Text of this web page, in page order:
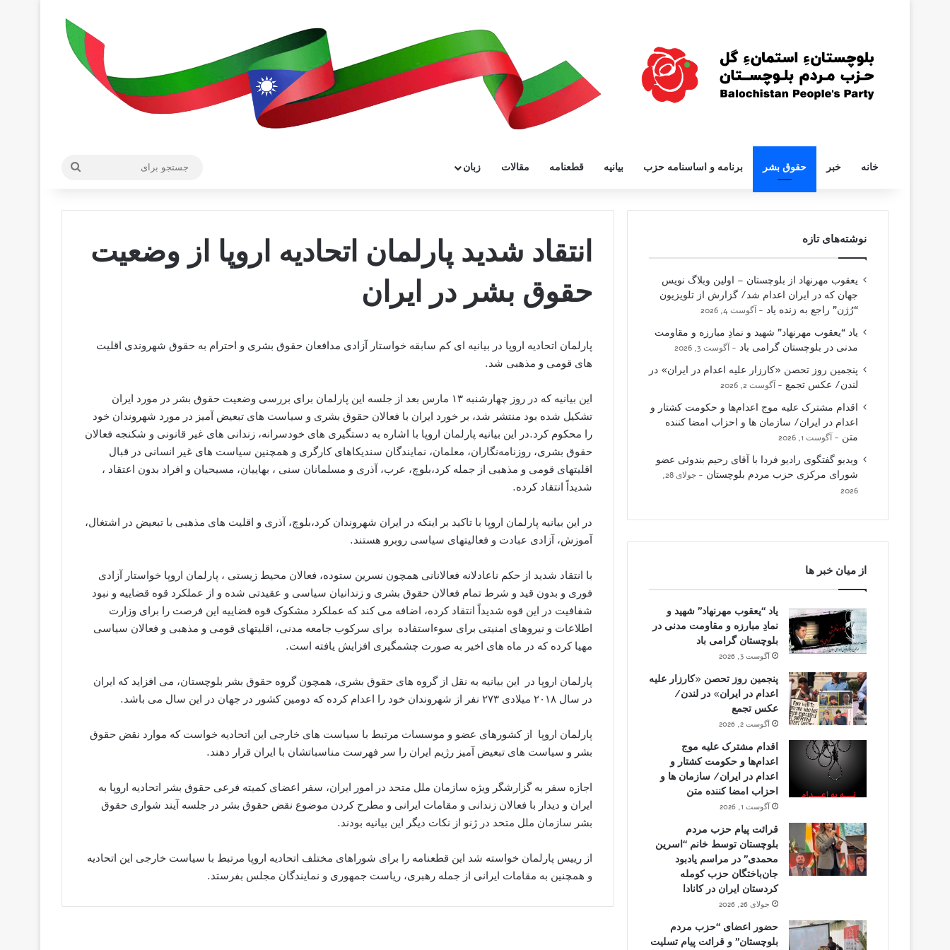
خانه خبر حقوق بشر برنامه و اساسنامه حزب بیانیه قطعنامه مقالات زبان
انتقاد شدید پارلمان اتحادیه اروپا از وضعیت
حقوق بشر در ایران
پارلمان اتحادیه اروپا در بیانیه ای کم سابقه خواستار آزادی مدافعان حقوق بشری و احترام به حقوق شهروندی اقلیت
های قومی و مذهبی شد.
این بیانیه که در روز چهارشنبه ۱۳ مارس بعد از جلسه این پارلمان برای بررسی وضعیت حقوق بشر در مورد ایران
تشکیل شده بود منتشر شد، بر خورد ایران با فعالان حقوق بشری و سیاست های تبعیض آمیز در مورد شهروندان خود
را محکوم کرد.در این بیانیه پارلمان اروپا با اشاره به دستگیری های خودسرانه، زندانی های غیر قانونی و شکنجه فعالان
حقوق بشری، روزنامه‌نگاران، معلمان، نمایندگان سندیکاهای کارگری و همچنین سیاست های غیر انسانی در قبال
اقلیتهای قومی و مذهبی از جمله کرد،بلوچ، عرب، آذری و مسلمانان سنی ، بهاییان، مسیحیان و افراد بدون اعتقاد ،
شدیداً انتقاد کرده.
در این بیانیه پارلمان اروپا با تاکید بر اینکه در ایران شهروندان کرد،بلوچ، آذری و اقلیت های مذهبی با تبعیض در اشتغال،
آموزش، آزادی عبادت و فعالیتهای سیاسی روبرو هستند.
با انتقاد شدید از حکم ناعادلانه فعالانانی همچون نسرین ستوده، فعالان محیط زیستی ، پارلمان اروپا خواستار آزادی
فوری و بدون قید و شرط تمام فعالان حقوق بشری و زندانیان سیاسی و عقیدتی شده و از عملکرد قوه قضاییه و نبود
شفافیت در این قوه شدیداً انتقاد کرده، اضافه می کند که عملکرد مشکوک قوه قضاییه این فرصت را برای وزارت
اطلاعات و نیروهای امنیتی برای سوءاستفاده برای سرکوب جامعه مدنی، اقلیتهای قومی و مذهبی و فعالان سیاسی
مهیا کرده که در ماه های اخیر به صورت چشمگیری افزایش یافته است.
پارلمان اروپا در این بیانیه به نقل از گروه های حقوق بشری، همچون گروه حقوق بشر بلوچستان، می افزاید که ایران
در سال ۲۰۱۸ میلادی ۲۷۳ نفر از شهروندان خود را اعدام کرده که دومین کشور در جهان در این سال می باشد.
پارلمان اروپا از کشورهای عضو و موسسات مرتبط با سیاست های خارجی این اتحادیه خواست که موارد نقض حقوق
بشر و سیاست های تبعیض آمیز رژیم ایران را سر فهرست مناسباتشان با ایران قرار دهند.
اجازه سفر به گزارشگر ویژه سازمان ملل متحد در امور ایران، سفر اعضای کمیته فرعی حقوق بشر اتحادیه اروپا به
ایران و دیدار با فعالان زندانی و مقامات ایرانی و مطرح کردن موضوع نقض حقوق بشر در جلسه آیند شواری حقوق
بشر سازمان ملل متحد در ژنو از نکات دیگر این بیانیه بودند.
از رییس پارلمان خواسته شد این قطعنامه را برای شوراهای مختلف اتحادیه اروپا مرتبط با سیاست خارجی این اتحادیه
و همچنین به مقامات ایرانی از جمله رهبری، ریاست جمهوری و نمایندگان مجلس بفرستد.
نوشته‌های تازه
یعقوب مهرنهاد از بلوچستان – اولین وبلاگ نویس
جهان که در ایران اعدام شد/ گزارش از تلویزیون
“رُژن” راجع به زنده یاد
آگوست 4, 2026
یاد “یعقوب مهرنهاد” شهید و نمادِ مبارزه و مقاومت
مدنی در بلوچستان گرامی باد
آگوست 3, 2026
پنجمین روز تحصن «کارزار علیه اعدام در ایران» در
لندن/ عکس تجمع
آگوست 2, 2026
اقدام مشترک علیه موج اعدام‌ها و حکومت کشتار و
اعدام در ایران/ سازمان ها و احزاب امضا کننده
متن
آگوست 1, 2026
ویدیو گفتگوی رادیو فردا با آقای رحیم بندوئی عضو
شورای مرکزی حزب مردم بلوچستان
جولای 28,
2026
از میان خبر ها
یاد “یعقوب مهرنهاد” شهید و
نمادِ مبارزه و مقاومت مدنی در
بلوچستان گرامی باد
آگوست 3, 2026
پنجمین روز تحصن «کارزار علیه
اعدام در ایران» در لندن/
عکس تجمع
آگوست 2, 2026
اقدام مشترک علیه موج
اعدام‌ها و حکومت کشتار و
اعدام در ایران/ سازمان ها و
احزاب امضا کننده متن
آگوست 1, 2026
قرائت پیام حزب مردم
بلوچستان توسط خانم “اسرین
محمدی” در مراسم یادبود
جان‌باختگان حزب کومله
کردستان ایران در کانادا
جولای 26, 2026
حضور اعضای “حزب مردم
بلوچستان” و قرائت پیام تسلیت